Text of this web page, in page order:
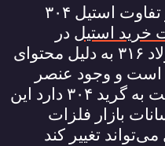
استیل ۳۰۴
خرید استیل در
۳۱۶ به دلیل محتوای
است و وجود عنصر
به گرید ۳۰۴ دارد این
بازار فلزات
تغییر کند